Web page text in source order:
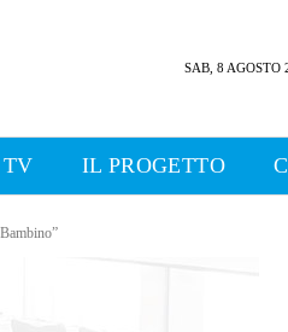
SAB, 8 AGOSTO
IL PROGETTO